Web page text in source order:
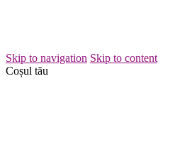
Skip to navigation Skip to content
Coșul tău